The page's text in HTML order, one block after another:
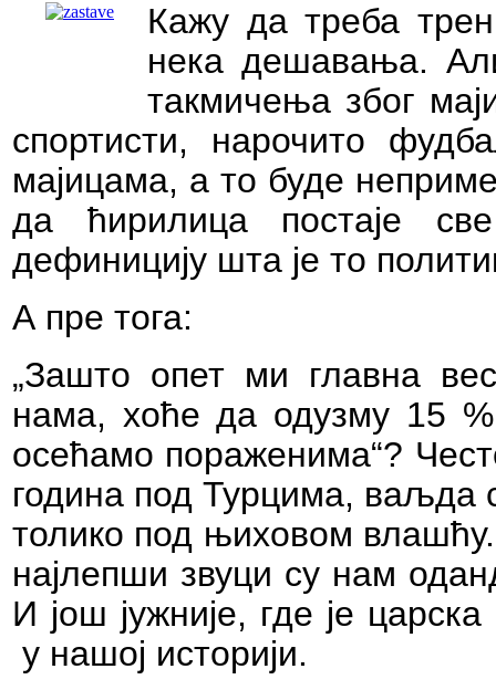
Кажу да треба
нека дешавања.
такмичења због
спортисти, нарочито
мајицама, а то буде
да ћирилица постаје
дефиницију шта је то
А пре тога:
„Зашто опет ми главна
нама, хоће да одузму 15
осећамо пораженима“?
година под Турцима, ваљда
толико под њиховом
најлепши звуци су нам
И још јужније, где је
у нашој историји.